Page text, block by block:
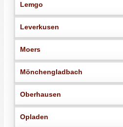
Lemgo
Leverkusen
Moers
Mönchengladbach
Oberhausen
Opladen